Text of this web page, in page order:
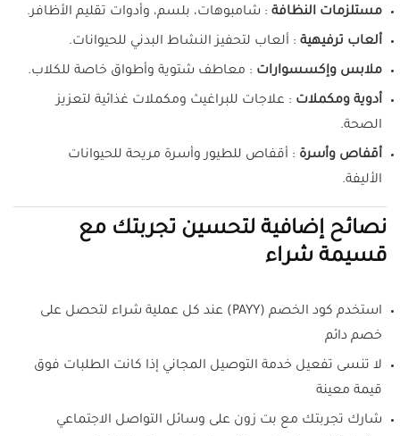
مستلزمات النظافة : شامبوهات، بلسم، وأدوات تقليم الأظافر.
ألعاب ترفيهية : ألعاب لتحفيز النشاط البدني للحيوانات.
ملابس وإكسسوارات : معاطف شتوية وأطواق خاصة للكلاب.
أدوية ومكملات : علاجات للبراغيث ومكملات غذائية لتعزيز
الصحة.
أقفاص وأسرة : أقفاص للطيور وأسرة مريحة للحيوانات
الأليفة.
نصائح إضافية لتحسين تجربتك مع
قسيمة شراء
استخدم كود الخصم (PAYY) عند كل عملية شراء لتحصل على
خصم دائم
لا تنسى تفعيل خدمة التوصيل المجاني إذا كانت الطلبات فوق
قيمة معينة
شارك تجربتك مع بت زون على وسائل التواصل الاجتماعي